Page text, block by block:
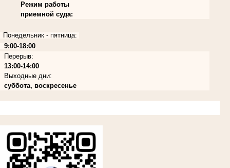
Режим работы
приемной суда:
Понедельник - пятница:
9:00-18:00
Перерыв:
13:00-14:00
Выходные дни:
суббота, воскресенье